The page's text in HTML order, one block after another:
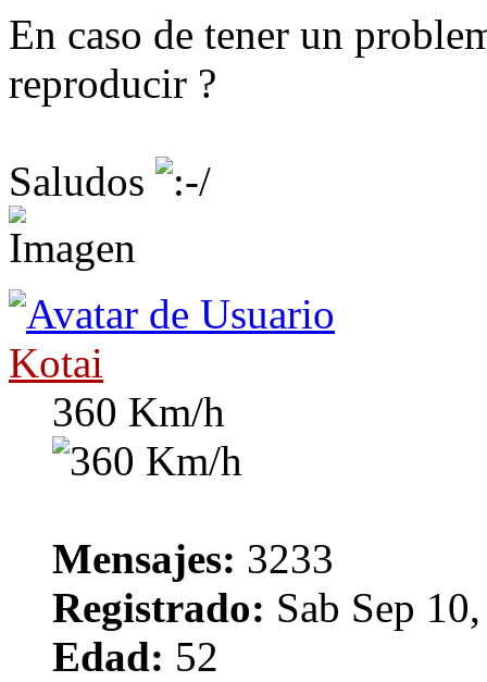
En caso de tener un
reproducir ?
Saludos
Kotai
360 Km/h
Mensajes: 3233
Registrado: Sab Sep
Edad: 52